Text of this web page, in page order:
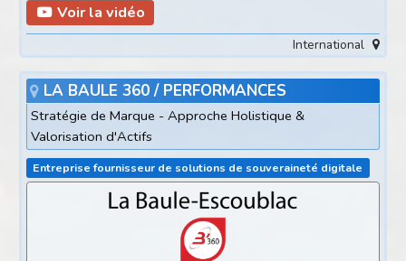
Voir la vidéo
International
LA BAULE 360 / PERFORMANCES
Stratégie de Marque - Approche Holistique &
Valorisation d'Actifs
Entreprise fournisseur de solutions de souveraineté digitale